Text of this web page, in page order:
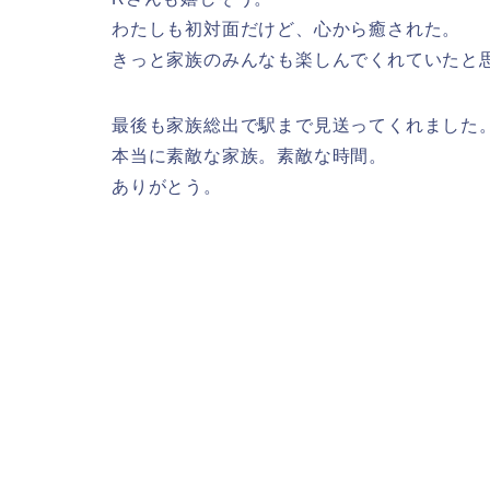
わたしも初対面だけど、心から癒された。
きっと家族のみんなも楽しんでくれていたと
最後も家族総出で駅まで見送ってくれました。
本当に素敵な家族。素敵な時間。
ありがとう。